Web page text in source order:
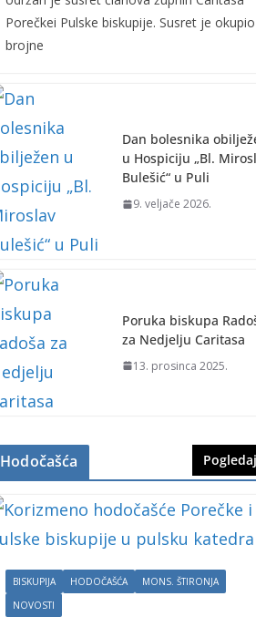
Porečkei Pulske biskupije. Susret je okupio
brojne
Dan bolesnika
u Hospiciju „Bl.
Bulešić“ u Puli
9. veljače 2026.
Poruka biskupa
za Nedjelju Caritasa
13. prosinca 2025.
Hodočašća
BISKUPIJA HODOČAŠĆA
MONS. ŠTIRONJA
NOVOSTI